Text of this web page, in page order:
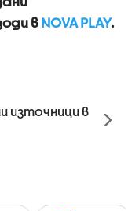
в NOVA PLAY.
източници в